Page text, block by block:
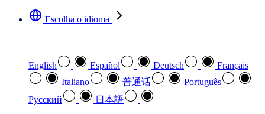
Escolha o idioma
English Español Deutsch
Français
Italiano
普通话
Português
Pусский
日本語